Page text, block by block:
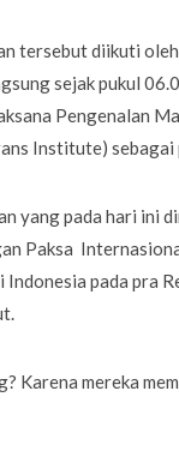
tersebut diikuti
sejak pukul
Pengenalan
Institute)
yang pada hari ini
Paksa
pada pra
Karena mereka